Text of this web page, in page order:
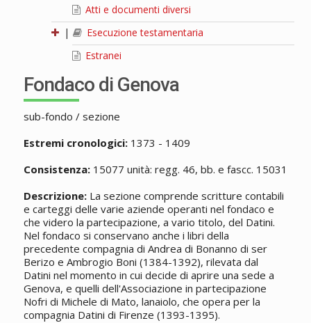
Atti e documenti diversi
|
Esecuzione testamentaria
Estranei
Fondaco di Genova
sub-fondo / sezione
Estremi cronologici:1373 - 1409
Consistenza:15077 unità: regg. 46, bb. e fascc. 15031
Descrizione:La sezione comprende scritture contabili
e carteggi delle varie aziende operanti nel fondaco e
che videro la partecipazione, a vario titolo, del Datini.
Nel fondaco si conservano anche i libri della
precedente compagnia di Andrea di Bonanno di ser
Berizo e Ambrogio Boni (1384-1392), rilevata dal
Datini nel momento in cui decide di aprire una sede a
Genova, e quelli dell'Associazione in partecipazione
Nofri di Michele di Mato, lanaiolo, che opera per la
compagnia Datini di Firenze (1393-1395).